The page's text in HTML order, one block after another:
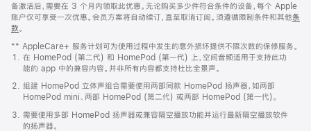
备激活后，需要在 3 个月内领取此优惠。无论购买多少件符合条件的设备，每个 Apple
账户仅可享受一次优惠。会员方案将自动续订，直至取消订阅。须遵循限制条件和其他条
款。
窗
口
中
打
开)
** AppleCare+ 服务计划可为使用过程中发生的意外损坏提供不限次数的保修服务。
在 HomePod (第二代) 和 HomePod (第一代) 上，空间音频适用于支持此功
能的 app 中的兼容内容。并非所有内容都支持杜比全景声。
组建 HomePod 立体声组合需要使用两部同款 HomePod 扬声器，如两部
HomePod mini、两部 HomePod (第二代) 或两部 HomePod (第一代)。
需要使用多部 HomePod 扬声器或兼容隔空播放功能并运行最新隔空播放软件
的扬声器。